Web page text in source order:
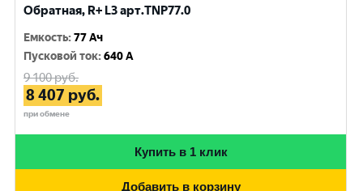
Обратная, R+ L3 арт.TNP77.0
Емкость:77 Ач
Пусковой ток:640 A
9 100руб.
8 407 руб.
при обмене
Купить в 1 клик
Добавить в корзину